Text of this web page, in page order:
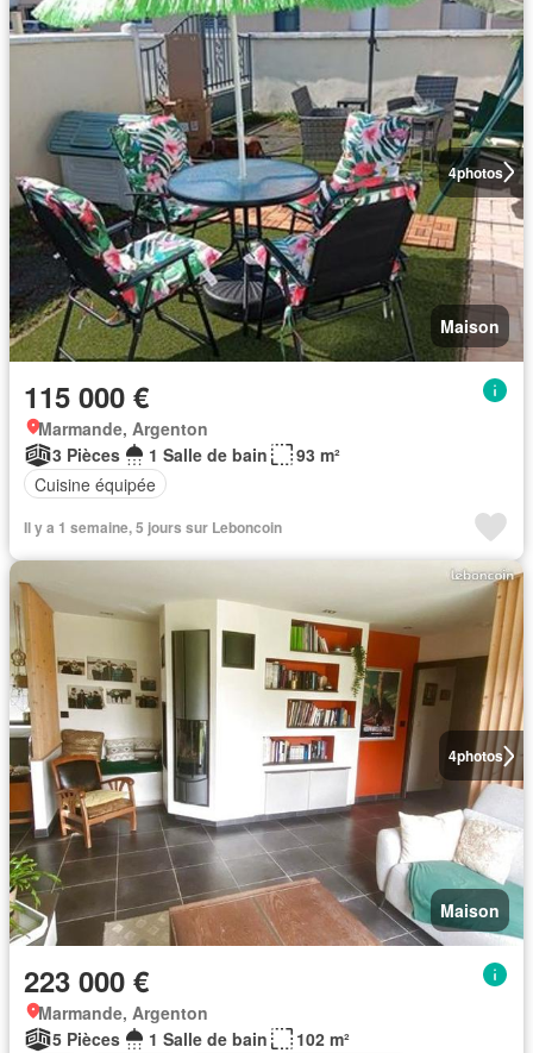
4photos
Maison
115 000 €
Marmande, Argenton
3 Pièces
1 Salle de bain
93 m²
Cuisine équipée
Il y a 1 semaine, 5 jours sur Leboncoin
4photos
Maison
223 000 €
Marmande, Argenton
5 Pièces
1 Salle de bain
102 m²